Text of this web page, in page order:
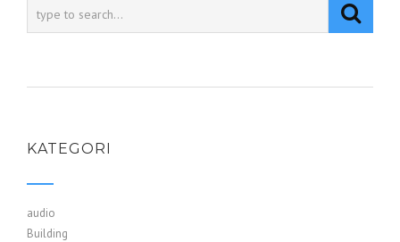
KATEGORI
audio
Building